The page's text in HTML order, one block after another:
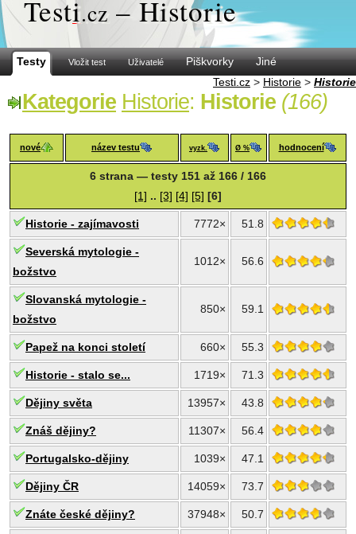
Testi.cz – Historie
Testy Vložit test Uživatelé Piškvorky
Jiné
Testi.cz > Historie > Historie
Kategorie Historie: Historie (166)
nové název testu vyzk. Ø % hodnocení
6 strana — testy 151 až 166 / 166
[1] .. [3] [4] [5] [6]
Historie - zajímavosti 7772× 51.8
Severská mytologie -
božstvo
1012× 56.6
Slovanská mytologie -
božstvo
850× 59.1
Papež na konci století 660× 55.3
Historie - stalo se... 1719× 71.3
Dějiny světa 13957× 43.8
Znáš dějiny? 11307× 56.4
Portugalsko-dějiny 1039× 47.1
Dějiny ČR 14059× 73.7
Znáte české dějiny? 37948× 50.7